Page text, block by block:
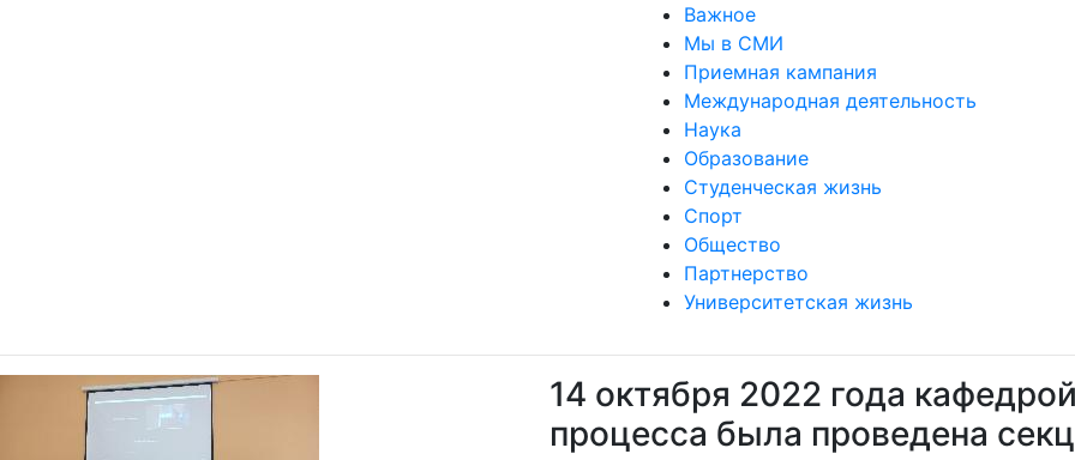
Важное
Мы в СМИ
Приемная кампания
Международная деятельность
Наука
Образование
Студенческая жизнь
Спорт
Общество
Партнерство
Университетская жизнь
14 октября 2022 года
процесса была проведена